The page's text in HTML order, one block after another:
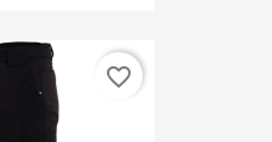
favorite_border